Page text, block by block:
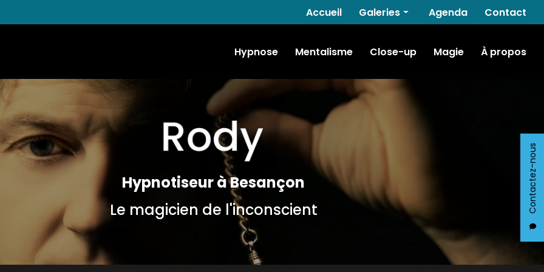
Navigation secondaire
Accueil Galeries
Mentalisme
Close-up
Magie
Agenda Contact
Contactez-nous
Hypnose
Mentalisme Close-up Magie À propos
Hypnotiseur à Besançon
Le magicien de l'inconscient